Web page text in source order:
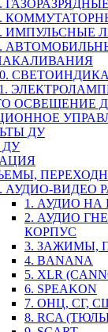
ИМПУЛЬСНЫЕ
ОСВЕЩЕНИЕ
ДУ
ДУ
АУДИО-ВИДЕО
1. АУДИО НА
2. АУДИО
КОРПУС
3. ЗАЖИМЫ,
4. BANANA
5. XLR
6. SPEAKON
7. ОНЦ, СГ,
8. RCA